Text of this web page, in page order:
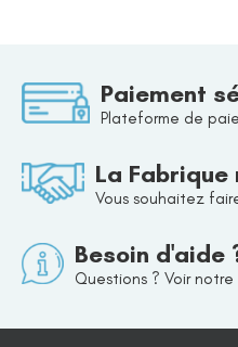
Paiement
Plateforme de
La
Vous souhaitez
Besoin d'aide
Questions ? Voir notre